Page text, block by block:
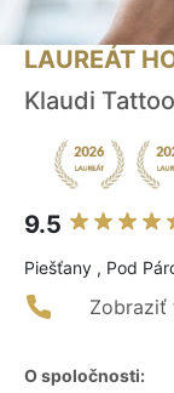
LAUREÁT
Klaudi
9.5
Piešťany , Pod
Zobraziť
O spoločnosti: